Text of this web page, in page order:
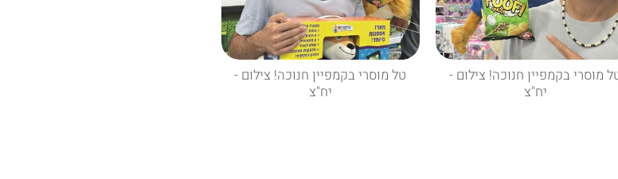
מוסרי בקמפיין חנוכה! צילום -
יח"צ
טל מוסרי בקמפיין חנוכה! צילום -
יח"צ